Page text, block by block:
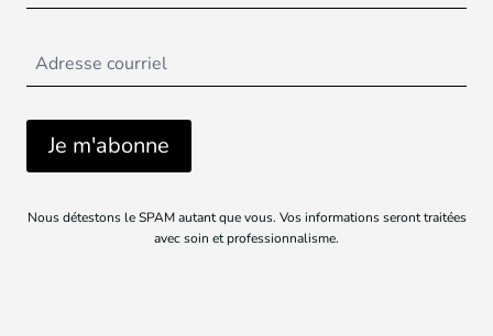
Nous détestons le SPAM autant que vous. Vos informations seront traitées
avec soin et professionnalisme.